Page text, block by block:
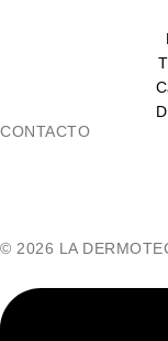
CONTACTO
© 2026 LA